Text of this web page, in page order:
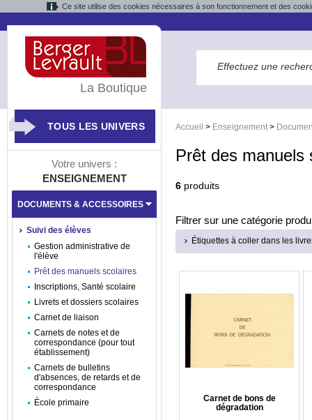
Ce site utilise des cookies nécessaires à son fonctionnement et des
Accueil > Enseignement >
Prêt des manuels
6 produits
Filtrer sur une catégorie
Étiquettes à coller dans les
Carnet de bons de
dégradation
La Boutique
TOUS LES UNIVERS
Votre univers :
ENSEIGNEMENT
DOCUMENTS & ACCESSOIRES
Suivi des élèves
Gestion administrative de
l'élève
Prêt des manuels scolaires
Inscriptions, Santé scolaire
Livrets et dossiers scolaires
Carnet de liaison
Carnets de notes et de
correspondance (pour tout
établissement)
Carnets de bulletins
d'absences, de retards et de
correspondance
École primaire